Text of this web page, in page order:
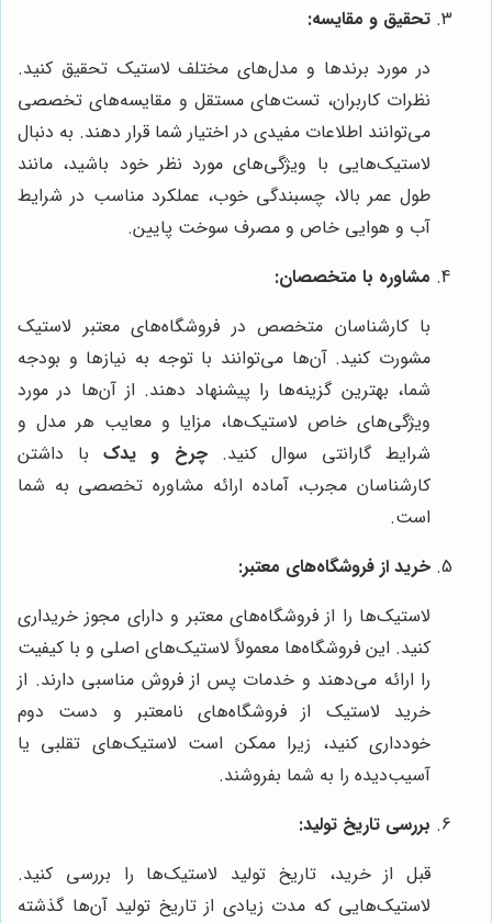
تحقیق و مقایسه:
در مورد برندها و مدل‌های مختلف لاستیک تحقیق کنید.
نظرات کاربران، تست‌های مستقل و مقایسه‌های تخصصی
می‌توانند اطلاعات مفیدی در اختیار شما قرار دهند. به دنبال
لاستیک‌هایی با ویژگی‌های مورد نظر خود باشید، مانند
طول عمر بالا، چسبندگی خوب، عملکرد مناسب در شرایط
آب و هوایی خاص و مصرف سوخت پایین.
مشاوره با متخصصان:
با کارشناسان متخصص در فروشگاه‌های معتبر لاستیک
مشورت کنید. آن‌ها می‌توانند با توجه به نیازها و بودجه
شما، بهترین گزینه‌ها را پیشنهاد دهند. از آن‌ها در مورد
ویژگی‌های خاص لاستیک‌ها، مزایا و معایب هر مدل و
شرایط گارانتی سوال کنید.چرخ و یدکبا داشتن
کارشناسان مجرب، آماده ارائه مشاوره تخصصی به شما
است.
خرید از فروشگاه‌های معتبر:
لاستیک‌ها را از فروشگاه‌های معتبر و دارای مجوز خریداری
کنید. این فروشگاه‌ها معمولاً لاستیک‌های اصلی و با کیفیت
را ارائه می‌دهند و خدمات پس از فروش مناسبی دارند. از
خرید لاستیک از فروشگاه‌های نامعتبر و دست دوم
خودداری کنید، زیرا ممکن است لاستیک‌های تقلبی یا
آسیب‌دیده را به شما بفروشند.
بررسی تاریخ تولید:
قبل از خرید، تاریخ تولید لاستیک‌ها را بررسی کنید.
لاستیک‌هایی که مدت زیادی از تاریخ تولید آن‌ها گذشته